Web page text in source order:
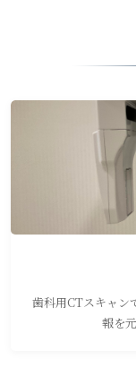
歯科用CTスキャン
報を